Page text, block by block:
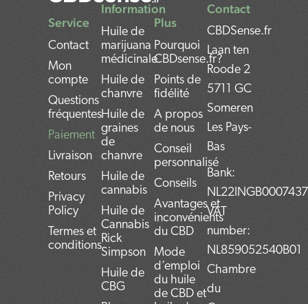
Contact
CBDSense.fr
Laan ten
Roode 2
5711 GC
Someren
Les Pays-
Bas
Bank:
VAT
number:
NL859052540B01
Chambre
du
Service
Contact
Mon
compte
Questions
fréquentes
Paiement
Livraison
Retours
Privacy
Policy
Termes et
conditions
Information
Huile de
marijuana
médicinale
Huile de
chanvre
Huile de
graines
de
chanvre
Huile de
cannabis
Huile de
Cannabis
Rick
Simpson
Huile de
CBG
Plus
Pourquoi
CBDsense.fr?
Points de
fidélité
A propos
de nous
Conseil
personnalisé
Conseils
Avantages et
inconvénients
du CBD
Mode
d’emploi
du huile
de CBD et